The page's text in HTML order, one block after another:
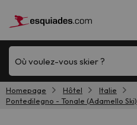
Où voulez-vous skier ?
Homepage Hôtel
Italie
Pontedilegno - Tonale (Adamello Ski)